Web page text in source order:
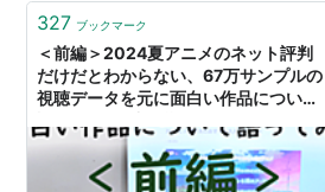
こ」LINEマンガの代表的作品…
327 ブックマーク
＜前編＞2024夏アニメのネット評判
だけだとわからない、67万サンプルの
視聴データを元に面白い作品について
編集部